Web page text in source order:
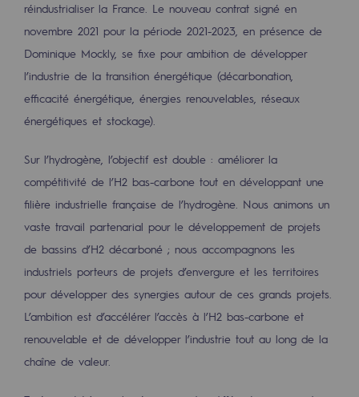
Territorial
Territorial
Engagements auprès des territoires
Social
Social
Notre investissement dans les
Inclusion
Mixité et égalité Femme-Homme
QVCT
Sécurité
Sécurité
réindustrialiser la France. Le nouveau contrat signé en
novembre 2021 pour la période 2021-2023, en présence de
Dominique Mockly, se fixe pour ambition de développer
l’industrie de la transition énergétique (décarbonation,
efficacité énergétique, énergies renouvelables, réseaux
énergétiques et stockage).
Sur l’hydrogène, l’objectif est double : améliorer la
compétitivité de l’H2 bas-carbone tout en développant une
filière industrielle française de l’hydrogène. Nous animons un
vaste travail partenarial pour le développement de projets
de bassins d’H2 décarboné ; nous accompagnons les
industriels porteurs de projets d’envergure et les territoires
pour développer des synergies autour de ces grands projets.
L’ambition est d’accélérer l’accès à l’H2 bas-carbone et
renouvelable et de développer l’industrie tout au long de la
chaîne de valeur.